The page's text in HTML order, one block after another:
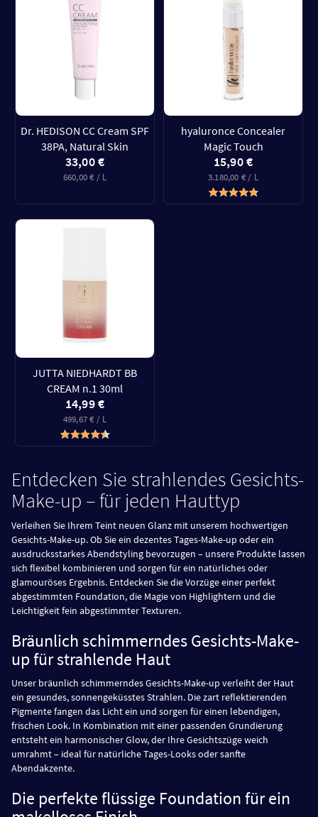
Dr. HEDISON CC Cream SPF
38PA, Natural Skin
33,00 €
660,00 € / L
hyaluronce Concealer
Magic Touch
15,90 €
3.180,00 € / L
JUTTA NIEDHARDT BB
CREAM n.1 30ml
14,99 €
499,67 € / L
Entdecken Sie strahlendes Gesichts-
Make-up – für jeden Hauttyp
Verleihen Sie Ihrem Teint neuen Glanz mit unserem hochwertigen
Gesichts-Make-up. Ob Sie ein dezentes Tages-Make-up oder ein
ausdrucksstarkes Abendstyling bevorzugen – unsere Produkte lassen
sich flexibel kombinieren und sorgen für ein natürliches oder
glamouröses Ergebnis. Entdecken Sie die Vorzüge einer perfekt
abgestimmten Foundation, die Magie von Highlightern und die
Leichtigkeit fein abgestimmter Texturen.
Bräunlich schimmerndes Gesichts-Make-
up für strahlende Haut
Unser bräunlich schimmerndes Gesichts-Make-up verleiht der Haut
ein gesundes, sonnengeküsstes Strahlen. Die zart reflektierenden
Pigmente fangen das Licht ein und sorgen für einen lebendigen,
frischen Look. In Kombination mit einer passenden Grundierung
entsteht ein harmonischer Glow, der Ihre Gesichtszüge weich
umrahmt – ideal für natürliche Tages-Looks oder sanfte
Abendakzente.
Die perfekte flüssige Foundation für ein